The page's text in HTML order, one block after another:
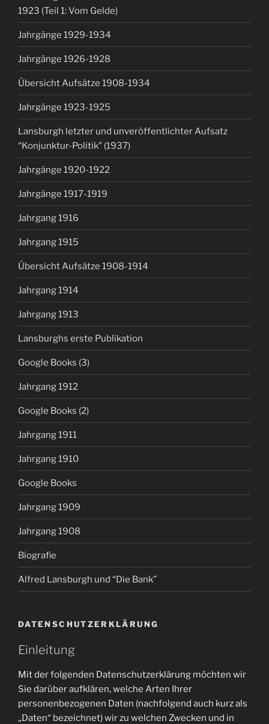
1923 (Teil 1: Vom Gelde)
Jahrgänge 1929-1934
Jahrgänge 1926-1928
Übersicht Aufsätze 1908-1934
Jahrgänge 1923-1925
Lansburgh letzter und unveröffentlichter Aufsatz
“Konjunktur-Politik” (1937)
Jahrgänge 1920-1922
Jahrgänge 1917-1919
Jahrgang 1916
Jahrgang 1915
Übersicht Aufsätze 1908-1914
Jahrgang 1914
Jahrgang 1913
Lansburghs erste Publikation
Google Books (3)
Jahrgang 1912
Google Books (2)
Jahrgang 1911
Jahrgang 1910
Google Books
Jahrgang 1909
Jahrgang 1908
Biografie
Alfred Lansburgh und “Die Bank”
DATENSCHUTZERKLÄRUNG
Einleitung
Mit der folgenden Datenschutzerklärung möchten wir
Sie darüber aufklären, welche Arten Ihrer
personenbezogenen Daten (nachfolgend auch kurz als
„Daten“ bezeichnet) wir zu welchen Zwecken und in